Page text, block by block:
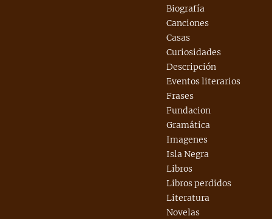
Biografía
Canciones
Casas
Curiosidades
Descripción
Eventos literarios
Frases
Fundacion
Gramática
Imagenes
Isla Negra
Libros
Libros perdidos
Literatura
Novelas